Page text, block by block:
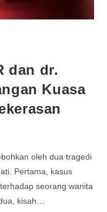
dan dr.
Kuasa
oleh dua tragedi
Pertama, kasus
seorang wanita
kisah…